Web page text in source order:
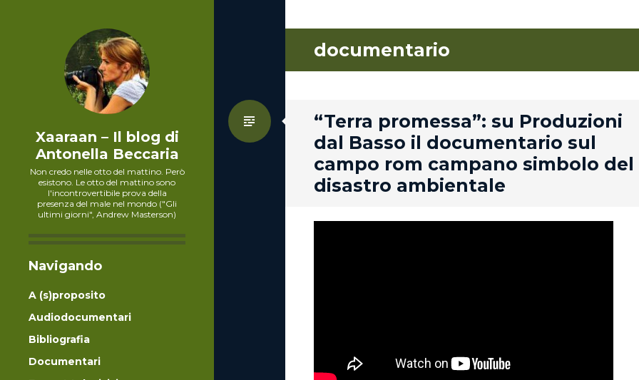
Xaaraan – Il blog di
Antonella Beccaria
Non credo nelle otto del mattino. Però
esistono. Le otto del mattino sono
l'incontrovertibile prova della
presenza del male nel mondo ("Gli
ultimi giorni", Andrew Masterson)
Navigando
A (s)proposito
Audiodocumentari
Bibliografia
Documentari
documentario
“Terra promessa”: su Produzioni
dal Basso il documentario sul
campo rom campano simbolo del
disastro ambientale
Standard